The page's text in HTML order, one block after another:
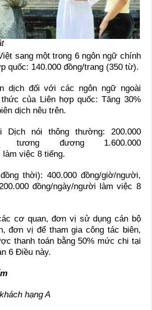
sang một trong 6 ngôn ngữ chính
quốc: 140.000 đồng/trang (350 từ).
dịch đối với các ngôn ngữ ngoài
của Liên hợp quốc: Tăng 30%
dịch nêu trên.
Dịch nói thông thường: 200.000
tương đương 1.600.000
việc 8 tiếng.
thời): 400.000 đồng/giờ/người,
đồng/ngày/người làm việc 8
cơ quan, đơn vị sử dụng cán bộ
đơn vị để tham gia công tác biên,
thanh toán bằng 50% mức chi tại
6 Điều này.
hạng A